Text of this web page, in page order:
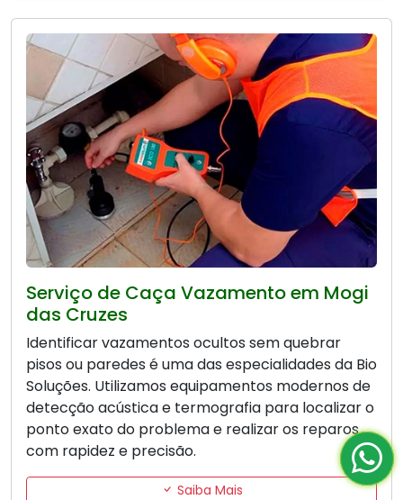
Serviço de Caça Vazamento em Mogi
das Cruzes
Identificar vazamentos ocultos sem quebrar
pisos ou paredes é uma das especialidades da Bio
Soluções. Utilizamos equipamentos modernos de
detecção acústica e termografia para localizar o
ponto exato do problema e realizar os reparos
com rapidez e precisão.
Saiba Mais